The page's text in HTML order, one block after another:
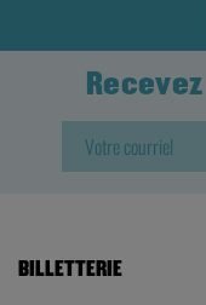
BILLETTERIE